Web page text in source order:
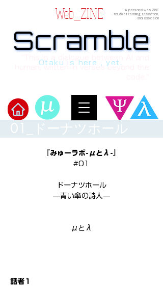
Welcome to μ's Ark!
Web_ZINE
A personal web ZINE
ーfor quiet reading, reflection,
and explosion
Scramble
Scramble
human, written in verses beyond the
Otaku is here , yet.
01_ドーナツホール
『みゅーラボ-μとλ-』
#01
ドーナツホール
—青い傘の詩人—
μとλ
話者１